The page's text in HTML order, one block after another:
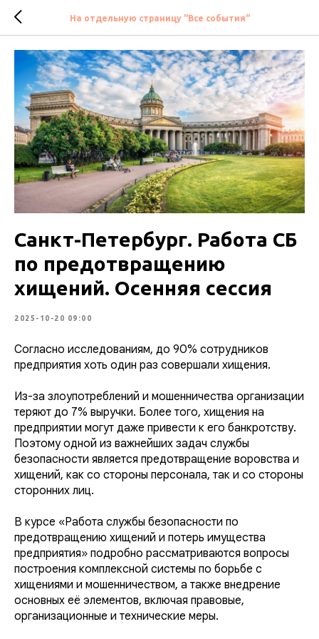
На отдельную страницу "Все события"
Санкт-Петербург. Работа СБ
по предотвращению
хищений. Осенняя сессия
2025-10-20 09:00
Согласно исследованиям, до 90% сотрудников
предприятия хоть один раз совершали хищения.
Из-за злоупотреблений и мошенничества организации
теряют до 7% выручки. Более того, хищения на
предприятии могут даже привести к его банкротству.
Поэтому одной из важнейших задач службы
безопасности является предотвращение воровства и
хищений, как со стороны персонала, так и со стороны
сторонних лиц.
В курсе «Работа службы безопасности по
предотвращению хищений и потерь имущества
предприятия» подробно рассматриваются вопросы
построения комплексной системы по борьбе с
хищениями и мошенничеством, а также внедрение
основных её элементов, включая правовые,
организационные и технические меры.